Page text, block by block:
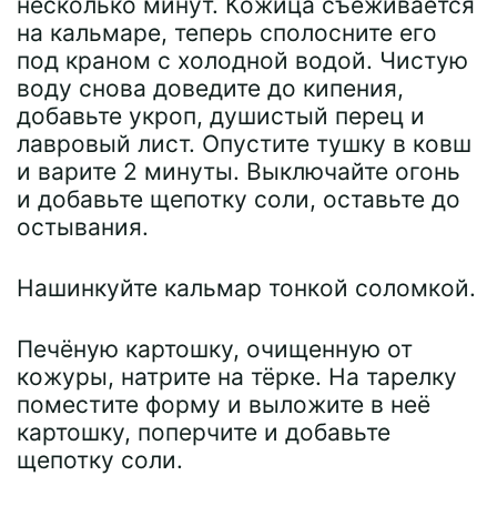
на кальмаре, теперь сполосните его
под краном с холодной водой. Чистую
воду снова доведите до кипения,
добавьте укроп, душистый перец и
лавровый лист. Опустите тушку в ковш
и варите 2 минуты. Выключайте огонь
и добавьте щепотку соли, оставьте до
остывания.
Нашинкуйте кальмар тонкой соломкой.
Печёную картошку, очищенную от
кожуры, натрите на тёрке. На тарелку
поместите форму и выложите в неё
картошку, поперчите и добавьте
щепотку соли.